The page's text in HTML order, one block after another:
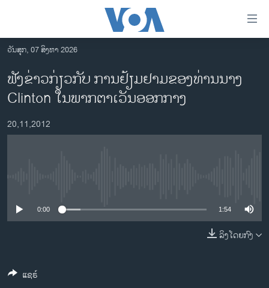
ເຂົ້າ
ຫາ
ຂ້າມ
ຂ້າມ
ໄປ
ລາວ
ອາເມຣິກາ
ການເລືອກຕັ້ງ ປະທານາທີບໍດີ ສະຫະລັດ 2024
ອິດສະຫຼະພາບດ້ານການຂ່າວ
ວິທະຍາສາດ-ເທັກໂນໂລຈີ
ວັນສຸກ, 07 ສິງຫາ 2026
ຟັງຂ່າວກ່ຽວກັບ ການ​ຢ້ຽມຢາມຂອງທ່ານນາງ
Clinton ໃນພາກຕາເວັນອອກກາງ
20,11,2012
0:00 1:54
ລິງໂດຍກົງ
ແຊຣ໌